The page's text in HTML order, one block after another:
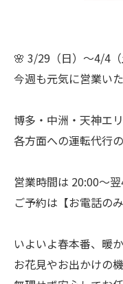
🌸 3/29（日）〜4/4
今週も元気に営業い
博多・中洲・天神エ
各方面への運転代行
営業時間は 20:00〜
ご予約は【お電話の
いよいよ春本番、暖
お花見やお出かけの